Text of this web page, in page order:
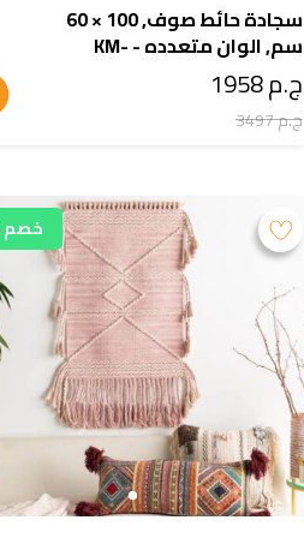
سجادة حائط صوف, 100 × 60
سم, الوان متعدده - KM-
EG175-390
ج.م 1958
ج.م 3497
خصم 44%